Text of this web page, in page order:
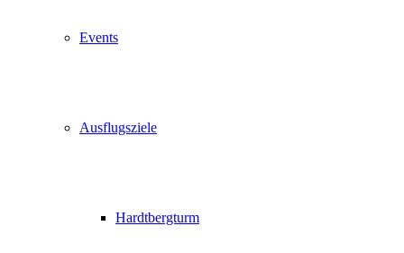
Events
Ausflugsziele
Hardtbergturm